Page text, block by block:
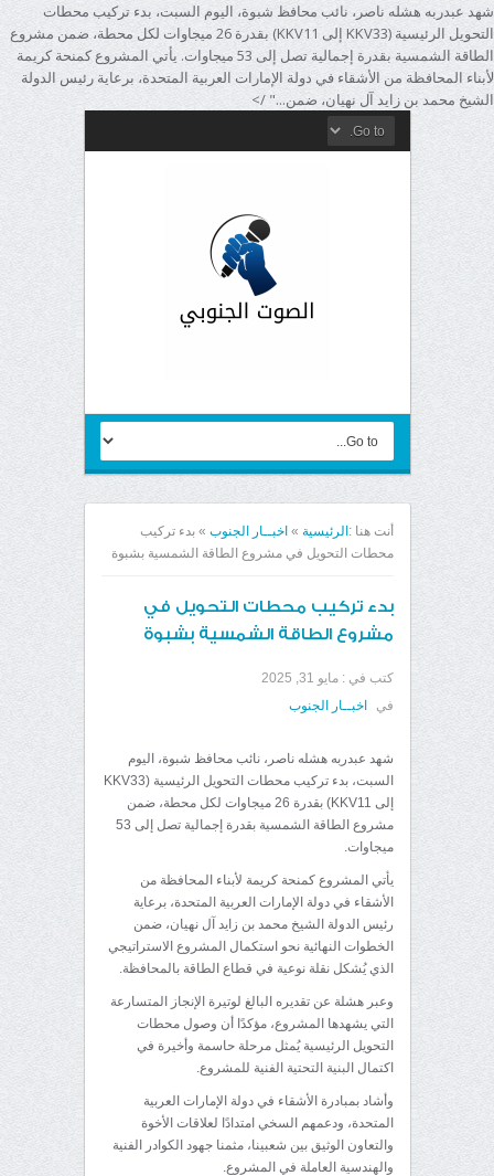
شهد عبدربه هشله ناصر، نائب محافظ شبوة، اليوم السبت، بدء تركيب محطات
التحويل الرئيسية (KKV33 إلى KKV11) بقدرة 26 ميجاوات لكل محطة، ضمن مشروع
الطاقة الشمسية بقدرة إجمالية تصل إلى 53 ميجاوات. يأتي المشروع كمنحة كريمة
لأبناء المحافظة من الأشقاء في دولة الإمارات العربية المتحدة، برعاية رئيس الدولة
الشيخ محمد بن زايد آل نهيان، ضمن..." />
أنت هنا : الرئيسية » اخبــار الجنوب » بدء تركيب
محطات التحويل في مشروع الطاقة الشمسية بشبوة
بدء تركيب محطات التحويل في
مشروع الطاقة الشمسية بشبوة
كتب في : مايو 31, 2025
في
اخبــار الجنوب
شهد عبدربه هشله ناصر، نائب محافظ شبوة، اليوم
السبت، بدء تركيب محطات التحويل الرئيسية (KKV33
إلى KKV11) بقدرة 26 ميجاوات لكل محطة، ضمن
مشروع الطاقة الشمسية بقدرة إجمالية تصل إلى 53
ميجاوات.
يأتي المشروع كمنحة كريمة لأبناء المحافظة من
الأشقاء في دولة الإمارات العربية المتحدة، برعاية
رئيس الدولة الشيخ محمد بن زايد آل نهيان، ضمن
الخطوات النهائية نحو استكمال المشروع الاستراتيجي
الذي يُشكل نقلة نوعية في قطاع الطاقة بالمحافظة.
وعبر هشلة عن تقديره البالغ لوتيرة الإنجاز المتسارعة
التي يشهدها المشروع، مؤكدًا أن وصول محطات
التحويل الرئيسية يُمثل مرحلة حاسمة وأخيرة في
اكتمال البنية التحتية الفنية للمشروع.
وأشاد بمبادرة الأشقاء في دولة الإمارات العربية
المتحدة، ودعمهم السخي امتدادًا لعلاقات الأخوة
والتعاون الوثيق بين شعبينا، مثمنا جهود الكوادر الفنية
والهندسية العاملة في المشروع.